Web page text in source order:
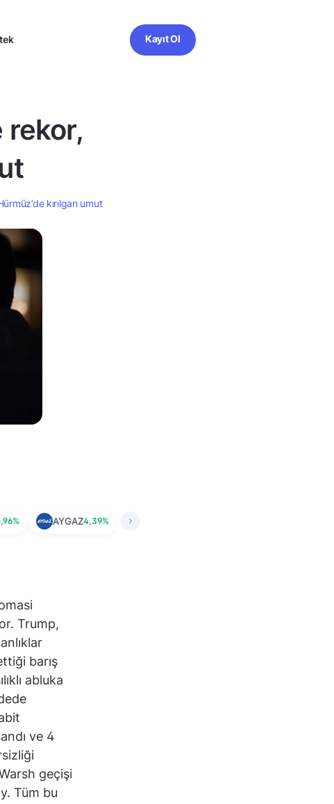
Kayıt Ol
rekor,
kırılgan umut
AYGAZ4,39%
Trump,
barış
abluka
ve 4
geçişi
Tüm bu